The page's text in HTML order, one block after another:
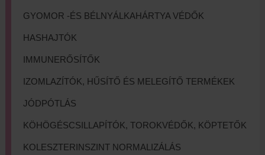
GYOMOR -ÉS BÉLNYÁLKAHÁRTYA VÉDŐK
HASHAJTÓK
IMMUNERŐSÍTŐK
IZOMLAZÍTÓK, HŰSÍTŐ ÉS MELEGÍTŐ TERMÉKEK
JÓDPÓTLÁS
KÖHÖGÉSCSILLAPÍTÓK, TOROKVÉDŐK, KÖPTETŐK
KOLESZTERINSZINT NORMALIZÁLÁS